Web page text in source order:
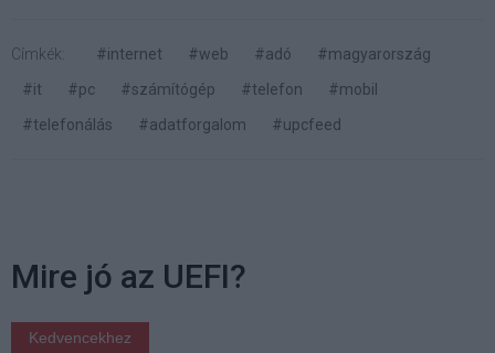
Címkék: #internet #web #adó
#magyarország
#it
#pc #számítógép #telefon
#mobil
#telefonálás
#adatforgalom #upcfeed
Mire jó az UEFI?
Kedvencekhez